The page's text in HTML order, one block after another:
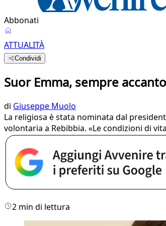
Abbonati
ATTUALITÀ
Condividi
Suor Emma, sempre
di Giuseppe Muolo
La religiosa è stata nominata dal
volontaria a Rebibbia. «Le condizioni di
2 min di lettura